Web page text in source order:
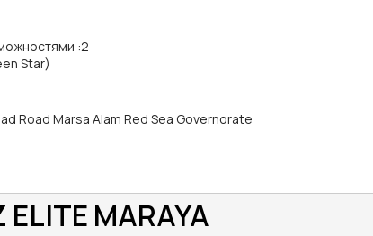
:2
Star)
Road Marsa Alam Red Sea Governorate
MARAYA